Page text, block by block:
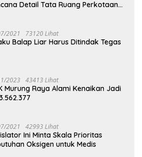
Detail Tata Ruang Perkotaan
2021 73120 Lihat
Balap Liar Harus Ditindak Tegas
2023 43413 Lihat
Murung Raya Alami Kenaikan Jadi
2021 42993 Lihat
Ini Minta Skala Prioritas
Oksigen untuk Medis